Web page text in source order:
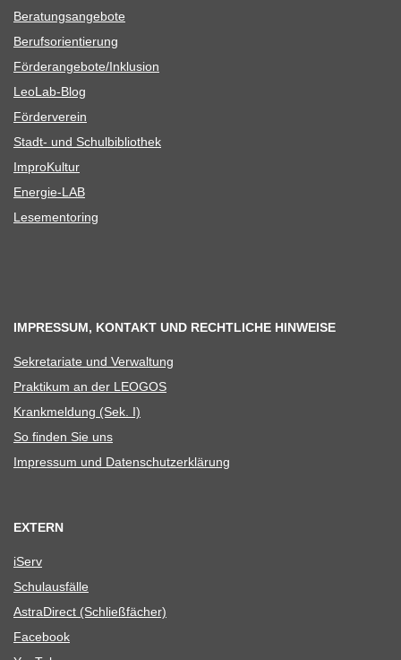
Bera­tungs­an­ge­bote
Berufs­ori­en­tie­rung
Förderangebote/​​Inklusion
Leo­Lab-Blog
För­der­ver­ein
Stadt- und Schulbibliothek
Impro­Kul­tur
Ener­­gie-LAB
Lese­men­to­ring
IMPRESSUM, KONTAKT UND RECHTLICHE HINWEISE
Sekre­ta­riate und Verwaltung
Prak­ti­kum an der LEOGOS
Krank­mel­dung (Sek. I)
So fin­den Sie uns
Impres­sum und Datenschutzerklärung
EXTERN
iServ
Schul­aus­fälle
Astra­Di­rect (Schließ­fä­cher)
Face­book